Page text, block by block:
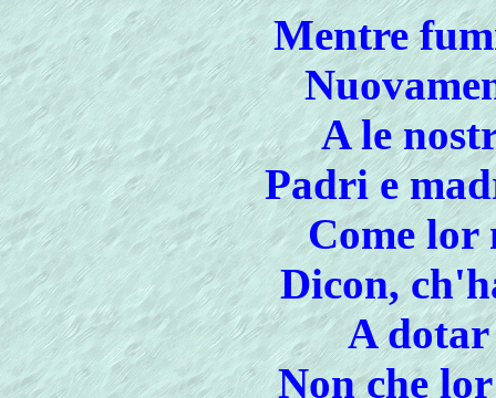
Mentre
A le
Padri e
Come lor
Dicon,
A
Non che